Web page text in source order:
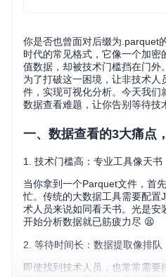
你是否也曾面对后缀为.parquet
时代的常见格式，它像一个加密
值数据，却被技术门槛挡在门外
为了打破这一困境，让非技术人
件，实现可视化分析。今天我们
数据查看难题，让你告别等待技
一、数据查看的3大痛点
1. 技术门槛高：专业工具像天书
当你拿到一个Parquet文件，首
忙。传统的大数据工具需要配
术人员来说如同看天书。光是安
开始分析数据就已筋疲力尽 😫
2. 等待时间长：数据提取像排队
即使找到技术人员，也常常需要